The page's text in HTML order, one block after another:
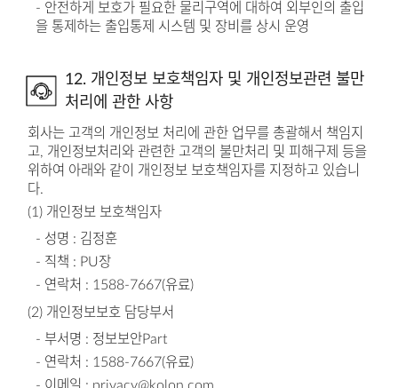
- 안전하게 보호가 필요한 물리구역에 대하여 외부인의 출입
을 통제하는 출입통제 시스템 및 장비를 상시 운영
12. 개인정보 보호책임자 및 개인정보관련 불만
처리에 관한 사항
회사는 고객의 개인정보 처리에 관한 업무를 총괄해서 책임지
고, 개인정보처리와 관련한 고객의 불만처리 및 피해구제 등을
위하여 아래와 같이 개인정보 보호책임자를 지정하고 있습니
다.
(1) 개인정보 보호책임자
- 성명 : 김정훈
- 직책 : PU장
- 연락처 : 1588-7667(유료)
(2) 개인정보보호 담당부서
- 부서명 : 정보보안Part
- 연락처 : 1588-7667(유료)
- 이메일 : privacy@kolon.com